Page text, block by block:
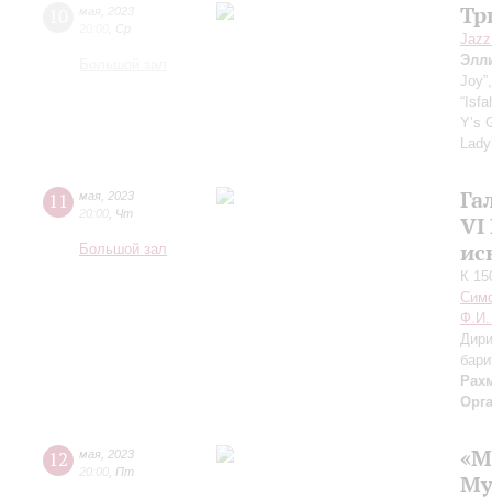
Y’s
11 мая 2023
20:00 Чт
Большой зал
VI
К
Ф.И.
12 мая 2023
20:00 Пт